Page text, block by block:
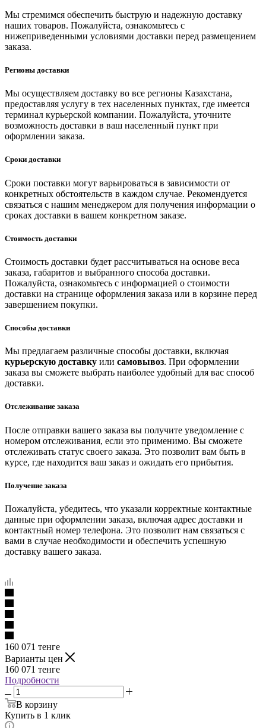
Мы стремимся обеспечить быструю и надежную доставку
наших товаров. Пожалуйста, ознакомьтесь с
нижеприведенными условиями доставки перед размещением
заказа.
Регионы доставки
Мы осуществляем доставку во все регионы Казахстана,
предоставляя услугу в тех населенных пунктах, где имеется
терминал курьерской компании. Пожалуйста, уточните
возможность доставки в ваш населенный пункт при
оформлении заказа.
Сроки доставки
Сроки поставки могут варьироваться в зависимости от
конкретных обстоятельств в каждом случае. Рекомендуется
связаться с нашим менеджером для получения информации о
сроках доставки в вашем конкретном заказе.
Стоимость доставки
Стоимость доставки будет рассчитываться на основе веса
заказа, габаритов и выбранного способа доставки.
Пожалуйста, ознакомьтесь с информацией о стоимости
доставки на странице оформления заказа или в корзине перед
завершением покупки.
Способы доставки
Мы предлагаем различные способы доставки, включая
курьерскую доставку или самовывоз. При оформлении
заказа вы сможете выбрать наиболее удобный для вас способ
доставки.
Отслеживание заказа
После отправки вашего заказа вы получите уведомление с
номером отслеживания, если это применимо. Вы сможете
отслеживать статус своего заказа. Это позволит вам быть в
курсе, где находится ваш заказ и ожидать его прибытия.
Получение заказа
Пожалуйста, убедитесь, что указали корректные контактные
данные при оформлении заказа, включая адрес доставки и
контактный номер телефона. Это позволит нам связаться с
вами в случае необходимости и обеспечить успешную
доставку вашего заказа.
160 071 тенге
Варианты цен
160 071 тенге
Подробности
В корзину
Купить в 1 клик